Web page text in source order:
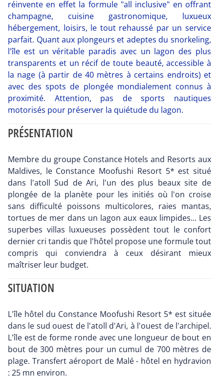
réinvente en effet la formule "all inclusive" en offrant
champagne, cuisine gastronomique, luxueux
hébergement, loisirs, le tout rehaussé par un service
parfait. Quant aux plongeurs et adeptes du snorkeling,
l'île est un véritable paradis avec un lagon des plus
transparents et un récif de toute beauté, accessible à
la nage (à partir de 40 mètres à certains endroits) et
avec des spots de plongée mondialement connus à
proximité. Attention, pas de sports nautiques
motorisés pour préserver la quiétude du lagon.
PRÉSENTATION
Membre du groupe Constance Hotels and Resorts aux
Maldives, le Constance Moofushi Resort 5* est situé
dans l'atoll Sud de Ari, l'un des plus beaux site de
plongée de la planète pour les initiés où l'on croise
sans difficulté poissons multicolores, raies mantas,
tortues de mer dans un lagon aux eaux limpides... Les
superbes villas luxueuses possèdent tout le confort
dernier cri tandis que l'hôtel propose une formule tout
compris qui conviendra à ceux désirant mieux
maîtriser leur budget.
SITUATION
L'île hôtel du Constance Moofushi Resort 5* est située
dans le sud ouest de l'atoll d'Ari, à l'ouest de l'archipel.
L'île est de forme ronde avec une longueur de bout en
bout de 300 mètres pour un cumul de 700 mètres de
plage. Transfert aéroport de Malé - hôtel en hydravion
: 25 mn environ.